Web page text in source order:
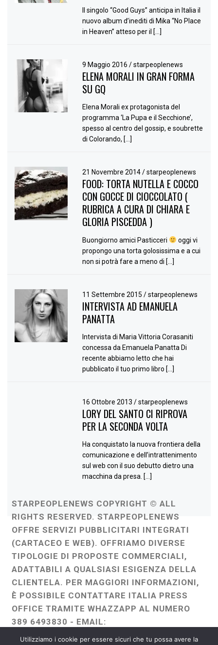
Il singolo “Good Guys” anticipa in Italia il
nuovo album d’inediti di Mika “No Place
in Heaven” atteso per il […]
9 Maggio 2016/ starpeoplenews
ELENA MORALI IN GRAN FORMA
SU GQ
Elena Morali ex protagonista del
programma ‘La Pupa e il Secchione’,
spesso al centro del gossip, e soubrette
di Colorando, […]
21 Novembre 2014/ starpeoplenews
FOOD: TORTA NUTELLA E COCCO
CON GOCCE DI CIOCCOLATO (
RUBRICA A CURA DI CHIARA E
GLORIA PISCEDDA )
Buongiorno amici Pasticceri
oggi vi
propongo una torta golosissima e a cui
non si potrà fare a meno di […]
11 Settembre 2015/ starpeoplenews
INTERVISTA AD EMANUELA
PANATTA
Intervista di Maria Vittoria Corasaniti
concessa da Emanuela Panatta Di
recente abbiamo letto che hai
pubblicato il tuo primo libro […]
16 Ottobre 2013/ starpeoplenews
LORY DEL SANTO CI RIPROVA
PER LA SECONDA VOLTA
Ha conquistato la nuova frontiera della
comunicazione e dell’intrattenimento
sul web con il suo debutto dietro una
macchina da presa. […]
STARPEOPLENEWS COPYRIGHT © ALL
RIGHTS RESERVED. STARPEOPLENEWS
OFFRE SERVIZI PUBBLICITARI INTEGRATI
(CARTACEO E WEB). OFFRIAMO DIVERSE
TIPOLOGIE DI PROPOSTE COMMERCIALI,
ADATTABILI A QUALSIASI ESIGENZA DELLA
CLIENTELA. PER MAGGIORI INFORMAZIONI,
È POSSIBILE CONTATTARE ITALIA PRESS
OFFICE TRAMITE WHAZZAPP AL NUMERO
389 6493830 - EMAIL:
ITALIAPRESSOFFICE@GMAIL.COM
Utilizziamo i cookie per essere sicuri che tu possa avere la